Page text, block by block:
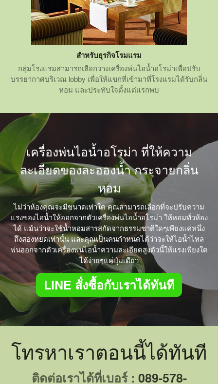
สำหรับธุรกิจโรมแรม
กลุ่มโรงแรมสามารถเลือกวางเครื่องพ่นไอน้ำอโรม่าเพื่อปรับ
บรรยากาศบริเวณ lobby เพื่อให้แขกที่เข้ามาที่โรงแรมได้รับกลิ่น
หอม และประทับใจตั้งแต่แรกพบ
เครื่องพ่นไอน้ำอโรม่า ที่ให้ความ
ละเอียดของละอองน้ำ กระจายกลิ่น
หอม
ไม่ว่าห้องคุณจะมีขนาดเท่าใด คุณสามารถเลือกที่จะปรับความ
แรงของไอน้ำให้ออกจากตัวเครื่องพ่นไอน้ำอโรม่า ให้หอมทั่วห้อง
ได้ แม้นว่าจะใช้น้ำหอมสารสกัดจากธรรมชาติใดๆเพียงแค่หนึ่ง
ถึงสองหยดเท่านั้น และคุณเป็นคนกำหนดได้ว่าจะให้ไอน้ำไหล
พ่นออกจากตัวเครื่องพ่นไอน้ำความละเอียดสูงตัวนี้ให้แรงเพียงใด
ได้ง่ายๆแค่ปุ่มเดียว
LINE สั่งซื้อกับเราได้ทันที
โทรหาเราตอนนี้ได้ทันที
ติดต่อเราได้ที่เบอร์ : 089-578-